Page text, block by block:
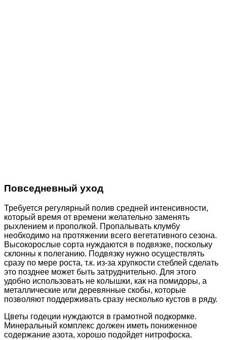
Повседневный уход
Требуется регулярный полив средней интенсивности,
который время от времени желательно заменять
рыхлением и прополкой. Пропалывать клумбу
необходимо на протяжении всего вегетативного сезона.
Высокорослые сорта нуждаются в подвязке, поскольку
склонны к полеганию. Подвязку нужно осуществлять
сразу по мере роста, т.к. из-за хрупкости стеблей сделать
это позднее может быть затруднительно. Для этого
удобно использовать не колышки, как на помидоры, а
металлические или деревянные скобы, которые
позволяют поддерживать сразу несколько кустов в ряду.
Цветы годеции нуждаются в грамотной подкормке.
Минеральный комплекс должен иметь пониженное
содержание азота, хорошо подойдет нитрофоска.